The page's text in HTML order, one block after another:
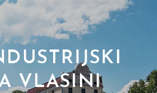
VLASINI